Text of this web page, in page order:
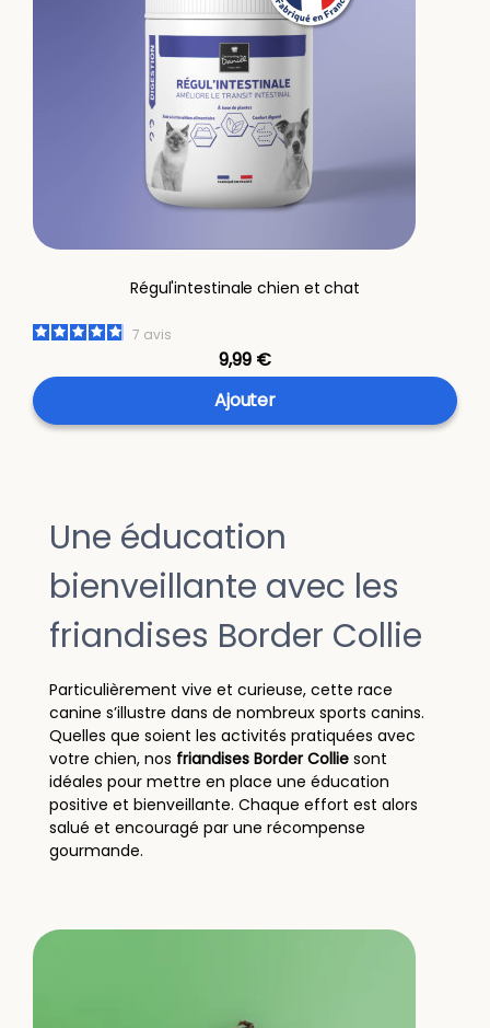
Régul'intestinale chien et chat
7 avis
9,99 €
Ajouter
Une éducation
bienveillante avec les
friandises Border Collie
Particulièrement vive et curieuse, cette race
canine s’illustre dans de nombreux sports canins.
Quelles que soient les activités pratiquées avec
votre chien, nos friandises Border Collie sont
idéales pour mettre en place une éducation
positive et bienveillante. Chaque effort est alors
salué et encouragé par une récompense
gourmande.